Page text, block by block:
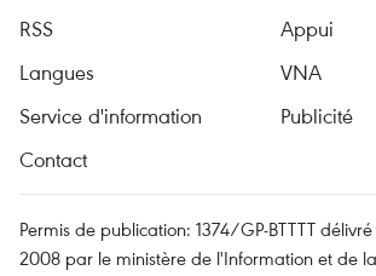
RSS
Appui
Langues
VNA
Service d'information
Publicité
Contact
Permis de publication: 1374/GP-BTTTT
2008 par le ministère de l'Information et de